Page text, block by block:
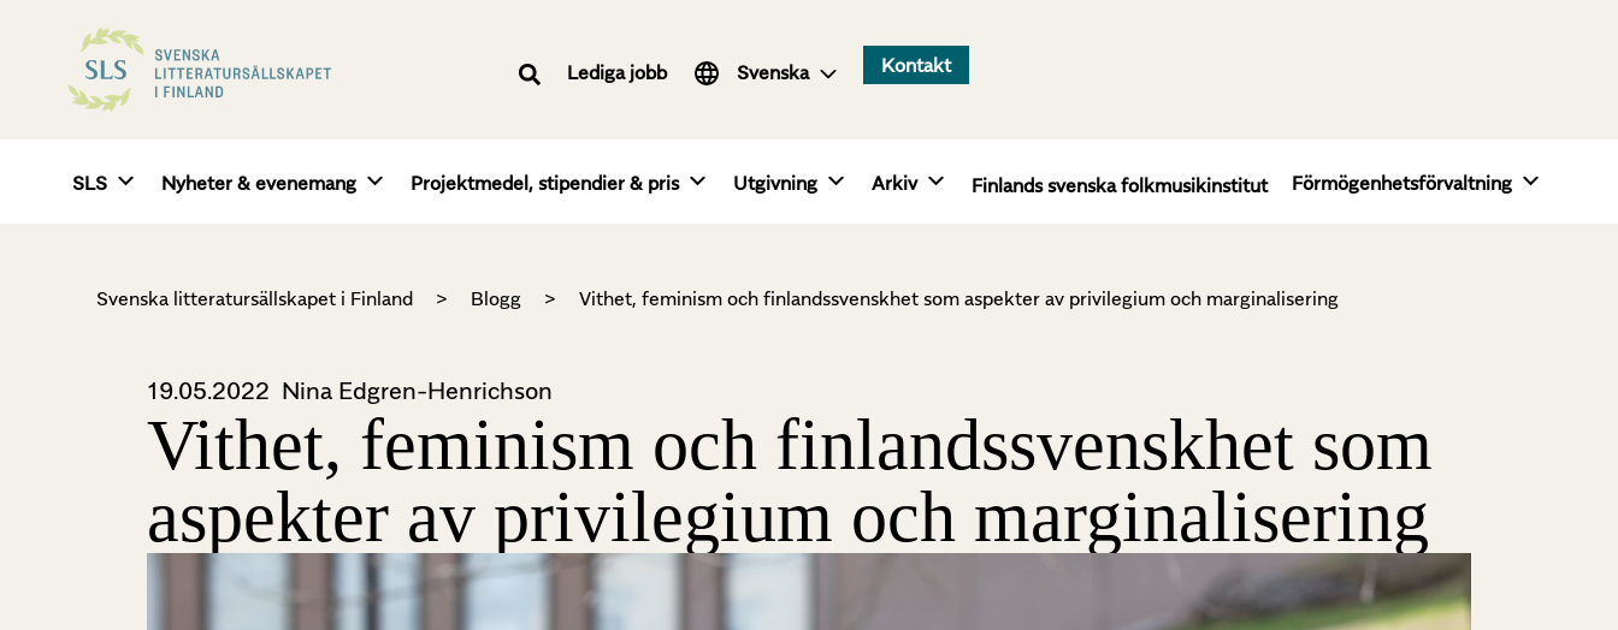
Lediga jobb Svenska
English Kontakt
SLS Nyheter & evenemang Projektmedel, stipendier & pris Utgivning Arkiv Finlands svenska folkmusikinstitut Förmögenhetsförvaltning
Svenska litteratursällskapet i Finland > Blogg > Vithet, feminism och finlandssvenskhet som aspekter av privilegium och marginalisering
19.05.2022 Nina Edgren-Henrichson
Vithet, feminism och finlandssvenskhet som
aspekter av privilegium och marginalisering